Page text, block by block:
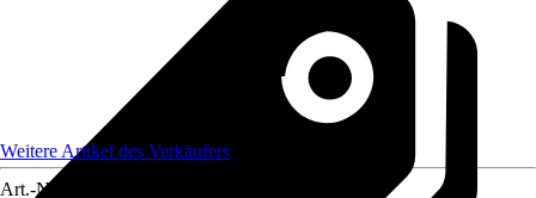
Weitere Artikel des Verkäufers
Art.-Nr.